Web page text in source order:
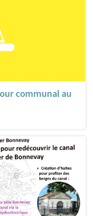
communal au